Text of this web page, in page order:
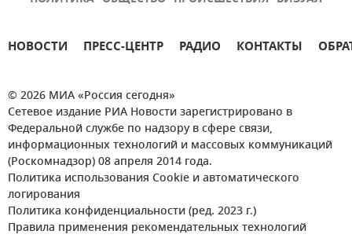
НОВОСТИ ПРЕСС-ЦЕНТР РАДИО КОНТАКТЫ
© 2026 МИА «Россия сегодня»
Сетевое издание РИА Новости зарегистрировано в
Федеральной службе по надзору в сфере связи,
информационных технологий и массовых коммуникаций
(Роскомнадзор) 08 апреля 2014 года.
Политика использования Cookie и автоматического
логирования
Политика конфиденциальности (ред. 2023 г.)
Правила применения рекомендательных технологий